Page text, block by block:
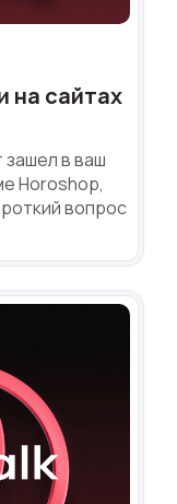
на сайтах
в ваш
Horoshop,
вопрос